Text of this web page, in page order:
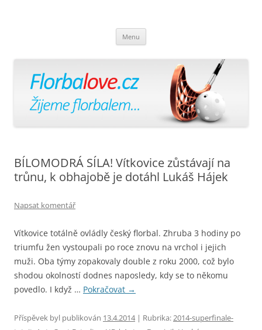
Menu
webu
BÍLOMODRÁ SÍLA! Vítkovice zůstávají na
trůnu, k obhajobě je dotáhl Lukáš Hájek
Napsat komentář
Vítkovice totálně ovládly český florbal. Zhruba 3 hodiny po
triumfu žen vystoupali po roce znovu na vrchol i jejich
muži. Oba týmy zopakovaly double z roku 2000, což bylo
shodou okolností dodnes naposledy, kdy se to někomu
povedlo. I když … Pokračovat →
Příspěvek byl publikován 13.4.2014| Rubrika:2014-superfinale-